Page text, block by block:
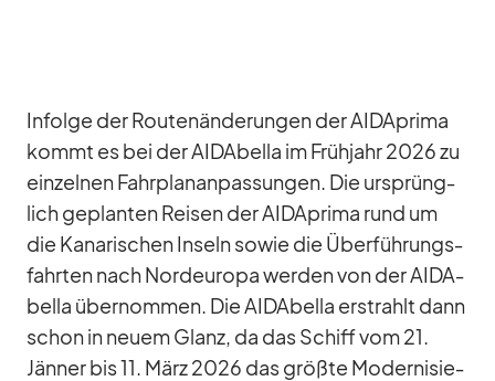
In­folge der Rou­ten­än­de­run­gen der AID­A­prima
kommt es bei der AI­DA­bella im Früh­jahr 2026 zu
ein­zel­nen Fahr­pla­n­an­pas­sun­gen. Die ur­sprüng­
lich ge­plan­ten Rei­sen der AID­A­prima rund um
die Ka­na­ri­schen In­seln so­wie die Über­füh­rungs­
fahr­ten nach Nord­eu­ropa wer­den von der AI­DA­
bella über­nom­men. Die AI­DA­bella er­strahlt dann
schon in neuem Glanz, da das Schiff vom 21.
Jän­ner bis 11. März 2026 das größte Mo­der­ni­sie­